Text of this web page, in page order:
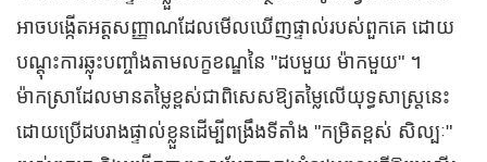
អាចបង្កើតអត្តសញ្ញាណដែលមើលឃើញផ្ទាល់របស់ពួកគេ ដោយ
បណ្តុះការឆ្លុះបញ្ចាំងតាមលក្ខខណ្ឌនៃ "ដបមួយ ម៉ាកមួយ" ។
ម៉ាកស្រាដែលមានតម្លៃខ្ពស់ជាពិសេសឱ្យតម្លៃលើយុទ្ធសាស្រ្តនេះ
ដោយប្រើដបរាងផ្ទាល់ខ្លួនដើម្បីពង្រឹងទីតាំង "កម្រិតខ្ពស់ សិល្បៈ"